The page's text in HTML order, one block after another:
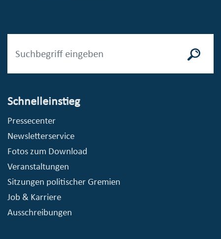
Schnelleinstieg
Pressecenter
Newsletterservice
Fotos zum Download
Veranstaltungen
Sitzungen politischer Gremien
Job & Karriere
Ausschreibungen